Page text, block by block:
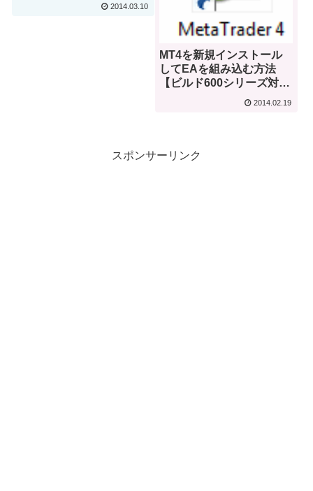
2014.03.10
MT4を新規インストール
してEAを組み込む方法
【ビルド600シリーズ対
2014.02.19
スポンサーリンク